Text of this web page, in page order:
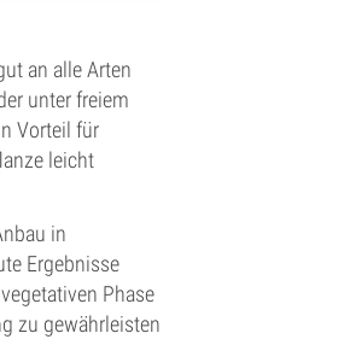
an alle Arten
unter freiem
Vorteil für
leicht
in
Ergebnisse
Phase
zu gewährleisten